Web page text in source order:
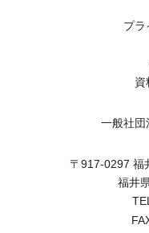
プラ
資
一般社
〒917-0297 福
福井